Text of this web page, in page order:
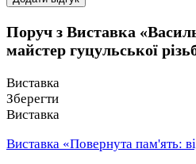
виконання, багатство
Запрошуємо всіх бажаючих
ознайомитися з творами
Василя Петріва, що
Національного історико-
«Переяслав».
Виставка діятиме до 30 червня
Поруч з Виставка
майстер гуцульської
Виставка
Зберегти
Виставка
Виставка «Повернута пам'ять: